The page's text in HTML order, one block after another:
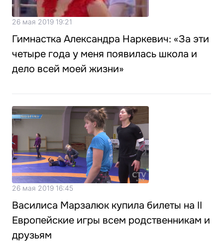
26 мая 2019 19:21
Гимнастка Александра Наркевич: «За эти
четыре года у меня появилась школа и
дело всей моей жизни»
26 мая 2019 16:45
Василиса Марзалюк купила билеты на II
Европейские игры всем родственникам и
друзьям